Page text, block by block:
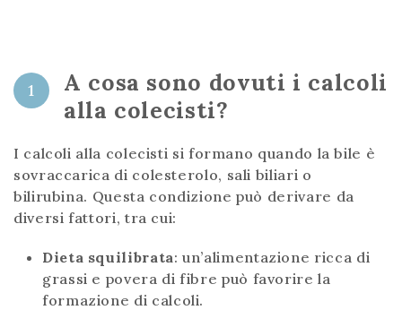
1
A cosa sono dovuti i calcoli
alla colecisti?
I calcoli alla colecisti si formano quando la bile è
sovraccarica di colesterolo, sali biliari o
bilirubina. Questa condizione può derivare da
diversi fattori, tra cui:
Dieta squilibrata: un’alimentazione ricca di
grassi e povera di fibre può favorire la
formazione di calcoli.